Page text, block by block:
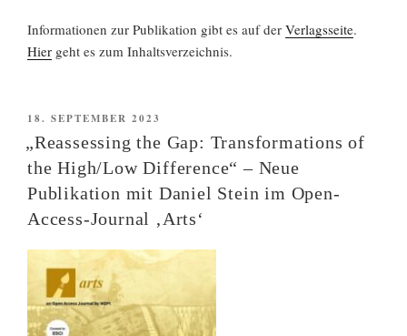
Informationen zur Publikation gibt es auf der Verlagsseite.
Hier geht es zum Inhaltsverzeichnis.
VERÖFFENTLICHT
AM
18. SEPTEMBER 2023
„Reassessing the Gap: Transformations of
the High/Low Difference“ – Neue
Publikation mit Daniel Stein im Open-
Access-Journal ‚Arts‘